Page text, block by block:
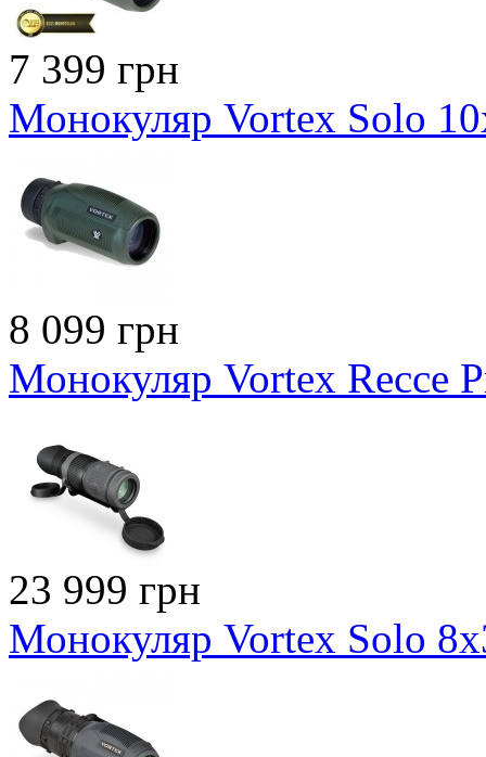
7 399 грн
Монокуляр Vortex Solo
8 099 грн
Монокуляр Vortex Recce
23 999 грн
Монокуляр Vortex Solo